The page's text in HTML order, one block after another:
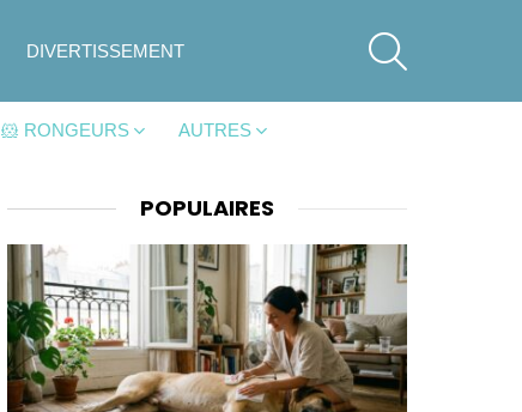
DIVERTISSEMENT
🐹 RONGEURS AUTRES
POPULAIRES